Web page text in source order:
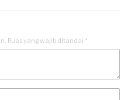
Ruas yang wajib ditandai *